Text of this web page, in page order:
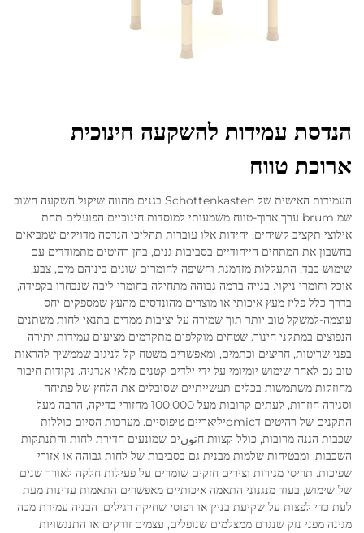
הנדסת עמידות להשקעה חינוכית
ארוכת טווח
העמידות האישית של Schottenkasten בגנים מהווה שיקול השקעה חשוב
שמ brum ערך ארוך-טווח משמעותי למוסדות חינוכיים הפועלים תחת
אילוצי תקציב קשיחים. יחידות אלו עוברות תהליכי הנדסה מדויקים שמביאים
בחשבון את המתחים הייחודיים בסביבות גנים, בהן רהיטים מתמודדים עם
שימוש כבד, התעללות מזדמנת וחשיפה לחומרים שונים ביניהם מים, צבע,
אוכל וחומרי ניקוי. בנייה ברמה גבוהה מתחילה בחומרי ליבה שנבחרו בקפידה,
בדרך כלל פליז מעץ איכותי או מוצרים מהונדסים מהעץ שמספקים יחס
עוצמה-למשקל טוב יותר תוך שמירה על יציבות ממדים בתנאי לחות משתנים
הנפוצים במתקני חינוך. שטחים מוקלפים מתקדמים מציעים עמידות יתירה
בפני שריטות, חריצים וכתמים, ומאפשרים משטח קל לניגוב שממשיך להראות
טוב גם לאחר שימוש יומיומי על ידי ילדים קטנים מלאי אנרגיה. נקודות חיבור
מחוזקות משתמשות בכלים תעשייתיים שסובלים את הלחץ של פתיחה
וסגירה חוזרות, לעתים קרובות מעל 100,000 מחזורי בדיקה, הרבה מעל
התקנים של רהיטים דomicיליאריים טיפוסיים. מערכות הסיום כוללות
שכבות הגנה מרובות, כולל קצוות חتونים שמונעים חדירת לחות והתנתקות
השכבות, ומבטיחות שלמות מבנית גם בסביבות של לחות גבוהה או אזורי
שפיכות. תריסי מגירות וצירים חזקים שומרים על פעילות חלקה לאורך שנים
של שימוש, בעוד מנגנוני התאמה איכותיים מאפשרים התאמות עדינות מעת
לעת כדי לפצות על שקיעת בניין או דפוסי שחיקה רגילים. הבניה עמידת מכה
מגינה מפני נזק שנגרם ממצלמים שנופלים, עצמים זורקים או התנגשויות